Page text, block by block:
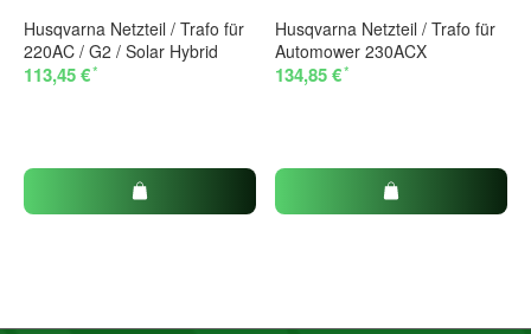
Husqvarna Netzteil / Trafo für
220AC / G2 / Solar Hybrid
113,45 €*
Husqvarna Netzteil / Trafo für
Automower 230ACX
134,85 €*